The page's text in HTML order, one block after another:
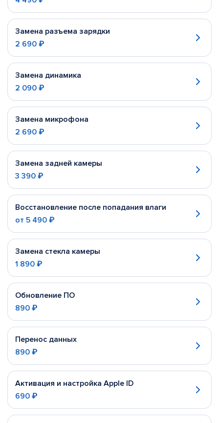
Замена разъема зарядки
2 690 ₽
Замена динамика
2 090 ₽
Замена микрофона
2 690 ₽
Замена задней камеры
3 390 ₽
Восстановление после попадания влаги
от 5 490 ₽
Замена стекла камеры
1 890 ₽
Обновление ПО
890 ₽
Перенос данных
890 ₽
Активация и настройка Apple ID
690 ₽